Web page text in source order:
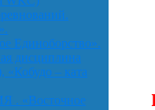
Единоборство».
дисциплина
– ката
«Восточное